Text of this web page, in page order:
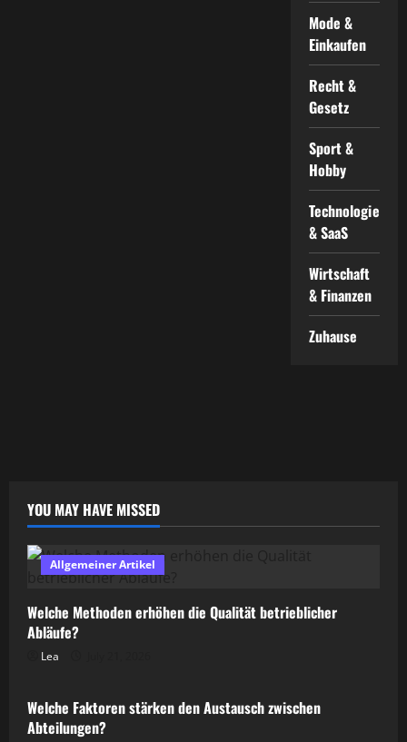
Mode &
Einkaufen
Recht &
Gesetz
Sport &
Hobby
Technologie
& SaaS
Wirtschaft
& Finanzen
Zuhause
YOU MAY HAVE MISSED
Allgemeiner Artikel
Welche Methoden erhöhen die Qualität betrieblicher
Abläufe?
LeaAllgemeiner Artikel
Welche Faktoren stärken den Austausch zwischen
Abteilungen?